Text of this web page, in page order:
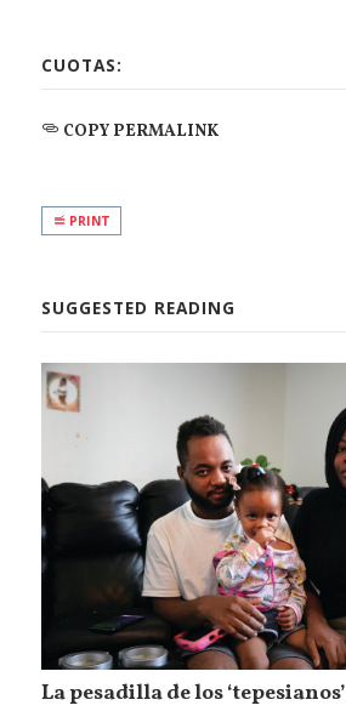
CUOTAS:
COPY PERMALINK
PRINT
SUGGESTED READING
La pesadilla de los ‘tepesianos’